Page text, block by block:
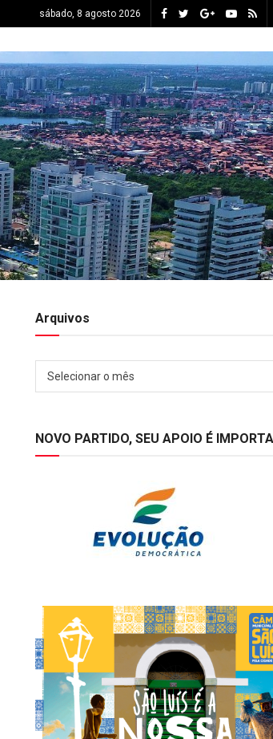
sábado, 8 agosto 2026
Arquivos
Selecionar o mês
NOVO PARTIDO, SEU APOIO É